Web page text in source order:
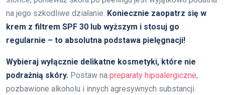
na jego szkodliwe działanie. Koniecznie zaopatrz się w
krem z filtrem SPF 30 lub wyższym i stosuj go
regularnie – to absolutna podstawa pielęgnacji!
Wybieraj wyłącznie delikatne kosmetyki, które nie
podrażnią skóry. Postaw na preparaty hipoalergiczne,
pozbawione alkoholu i innych agresywnych substancji.